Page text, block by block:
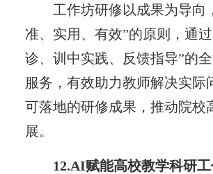
工作坊研修以成果为导向
准、实用、有效”的原则，通
诊、训中实践、反馈指导”的
服务，有效助力教师解决实际
可落地的研修成果，推动院校
展。
12.AI赋能高校教学科研